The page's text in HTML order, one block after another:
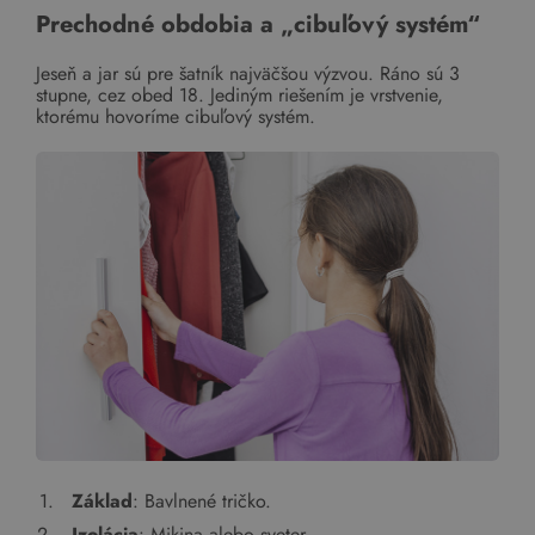
Prechodné obdobia a „cibuľový systém“
Jeseň a jar sú pre šatník najväčšou výzvou. Ráno sú 3
stupne, cez obed 18. Jediným riešením je vrstvenie,
ktorému hovoríme cibuľový systém.
Základ: Bavlnené tričko.